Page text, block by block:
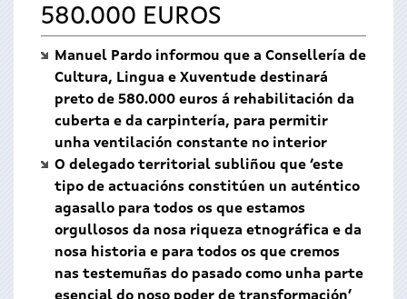
580.000 EUROS
Manuel Pardo informou que a Consellería de
Cultura, Lingua e Xuventude destinará
preto de 580.000 euros á rehabilitación da
cuberta e da carpintería, para permitir
unha ventilación constante no interior
O delegado territorial subliñou que ‘este
tipo de actuacións constitúen un auténtico
agasallo para todos os que estamos
orgullosos da nosa riqueza etnográfica e da
nosa historia e para todos os que cremos
nas testemuñas do pasado como unha parte